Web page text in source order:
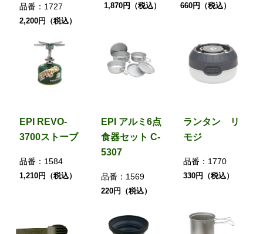
品番： 1727
2,200円（税込）
1,870円（税込） 660円（税込）
EPI REVO-
3700ストーブ
品番： 1584
1,210円（税込）
EPI アルミ6点
食器セット C-
5307
品番： 1569
220円（税込）
ランタン リ
モジ
品番： 1770
330円（税込）